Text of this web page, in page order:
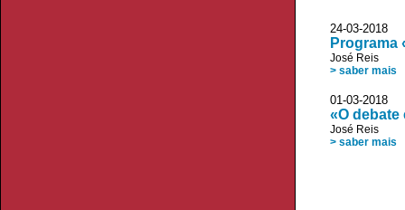
24-03-
Programa
José Reis
> saber mais
01-03-
«O
José Reis
> saber mais